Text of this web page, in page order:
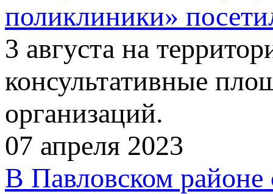
поликлиники»
3 августа на
консультативные
организаций.
07 апреля 2023
В Павловском районе